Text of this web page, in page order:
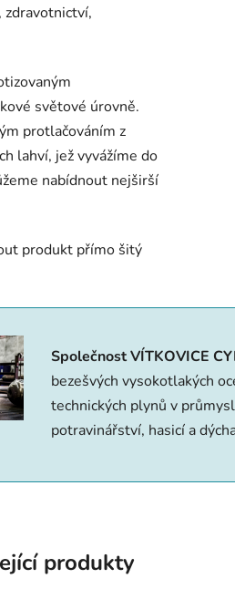
zdravotnictví,
světové úrovně.
protlačováním z
lahví, jež vyvážíme do
nabídnout nejširší
produkt přímo šitý
Společnost VÍTKOVICE
bezešvých vysokotlakých
technic­kých plynů v
potravinářství, hasicí a
produkty